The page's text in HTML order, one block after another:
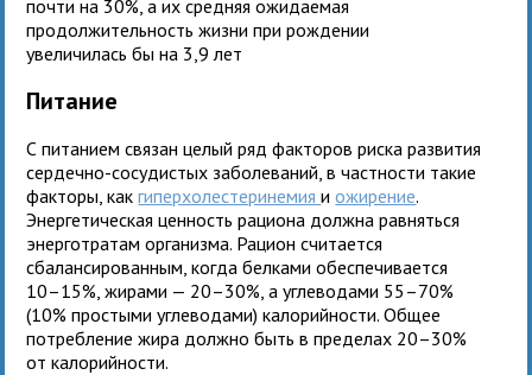
почти на 30%, а их средняя ожидаемая
продолжительность жизни при рождении
увеличилась бы на 3,9 лет
Питание
С питанием связан целый ряд факторов риска развития
сердечно-сосудистых заболеваний, в частности такие
факторы, какгиперхолестеринемияиожирение.
Энергетическая ценность рациона должна равняться
энерготратам организма. Рацион считается
сбалансированным, когда белками обеспечивается
10–15%, жирами — 20–30%, а углеводами 55–70%
(10% простыми углеводами) калорийности. Общее
потребление жира должно быть в пределах 20–30%
от калорийности.